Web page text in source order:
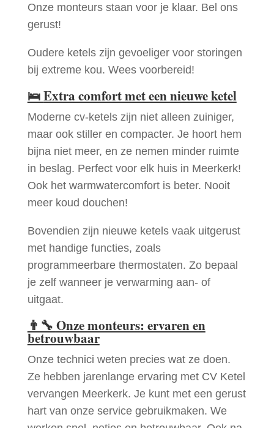
Onze monteurs staan voor je klaar. Bel ons
gerust!
Oudere ketels zijn gevoeliger voor storingen
bij extreme kou. Wees voorbereid!
🛌Extra comfort met een nieuwe ketel
Moderne cv-ketels zijn niet alleen zuiniger,
maar ook stiller en compacter. Je hoort hem
bijna niet meer, en ze nemen minder ruimte
in beslag. Perfect voor elk huis in Meerkerk!
Ook het warmwatercomfort is beter. Nooit
meer koud douchen!
Bovendien zijn nieuwe ketels vaak uitgerust
met handige functies, zoals
programmeerbare thermostaten. Zo bepaal
je zelf wanneer je verwarming aan- of
uitgaat.
👨‍🔧 Onze monteurs: ervaren en
betrouwbaar
Onze technici weten precies wat ze doen.
Ze hebben jarenlange ervaring met CV Ketel
vervangen Meerkerk. Je kunt met een gerust
hart van onze service gebruikmaken. We